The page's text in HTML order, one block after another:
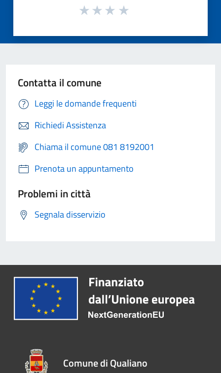
Contatta il comune
Leggi le domande frequenti
Richiedi Assistenza
Chiama il comune 081 8192001
Prenota un appuntamento
Problemi in città
Segnala disservizio
Comune di Qualiano